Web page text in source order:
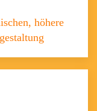
höhere